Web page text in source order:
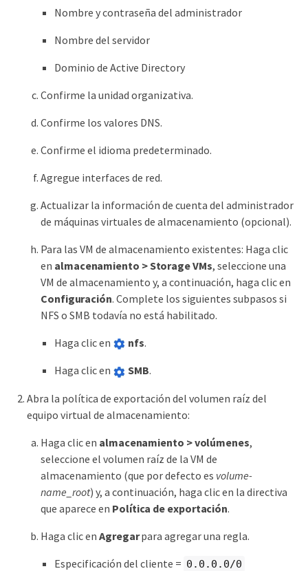
Nombre y contraseña del administrador
Nombre del servidor
Dominio de Active Directory
Confirme la unidad organizativa.
Confirme los valores DNS.
Confirme el idioma predeterminado.
Agregue interfaces de red.
Actualizar la información de cuenta del administrador
de máquinas virtuales de almacenamiento (opcional).
Para las VM de almacenamiento existentes: Haga clic
en almacenamiento > Storage VMs, seleccione una
VM de almacenamiento y, a continuación, haga clic en
Configuración. Complete los siguientes subpasos si
NFS o SMB todavía no está habilitado.
Haga clic en
nfs.
Haga clic en SMB.
Abra la política de exportación del volumen raíz del
equipo virtual de almacenamiento:
Haga clic en almacenamiento > volúmenes,
seleccione el volumen raíz de la VM de
almacenamiento (que por defecto es volume-
name_root) y, a continuación, haga clic en la directiva
que aparece en Política de exportación.
Haga clic en Agregarpara agregar una regla.
Especificación del cliente = 0.0.0.0/0